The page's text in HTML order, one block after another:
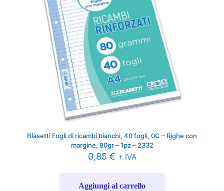
Blasetti Fogli di ricambi bianchi, 40 fogli, 0C – Righe con
margine, 80gr – 1pz – 2332
0,85 € + IVA
Aggiungi al carrello